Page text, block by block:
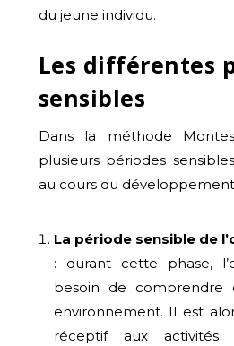
du jeune individu.
Les différentes
sensibles
Dans la méthode
plusieurs périodes
au cours du développement
La période sensible de
: durant cette phase,
besoin de comprendre
environnement. Il est
réceptif aux